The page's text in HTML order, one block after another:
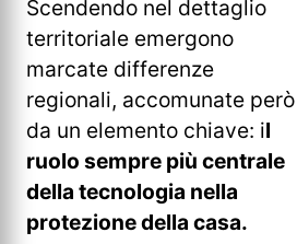
Scendendo nel dettaglio
territoriale emergono
marcate differenze
regionali, accomunate però
da un elemento chiave: il
ruolo sempre più centrale
della tecnologia nella
protezione della casa.